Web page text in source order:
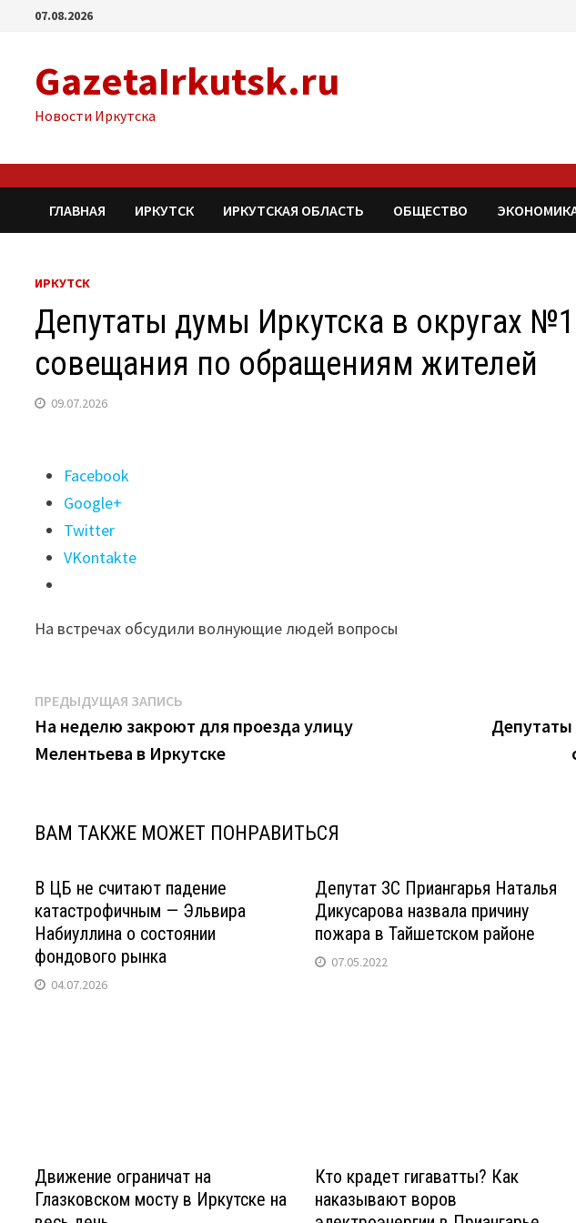
Перейти07.08.2026
GazetaIrkutsk.ru
Новости Иркутска
ГЛАВНАЯ ИРКУТСК ИРКУТСКАЯ ОБЛАСТЬ ОБЩЕСТВО
ИРКУТСК
Депутаты думы Иркутска в округах
совещания по обращениям жителей
09.07.2026
Поделиться
"Депутаты
думы
Иркутска
№1
№22
провели
совещания
жителей"
Facebook
Google+
Twitter
VKontakte
На встречах обсудили волнующие людей вопросы
Навигация
по
ПРЕДЫДУЩАЯ ЗАПИСЬ
запись:
На неделю закроют для проезда улицу
Мелентьева в Иркутске
Депутаты
ВАМ ТАКЖЕ МОЖЕТ ПОНРАВИТЬСЯ
В ЦБ не считают падение
катастрофичным — Эльвира
Набиуллина о состоянии
фондового рынка
04.07.2026
Депутат ЗС Приангарья Наталья
Дикусарова назвала причину
пожара в Тайшетском районе
07.05.2022
Движение ограничат на
Глазковском мосту в Иркутске на
Кто крадет гигаватты? Как
наказывают воров